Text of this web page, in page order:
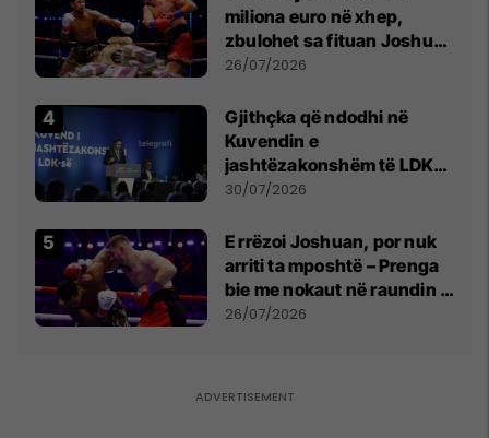
miliona euro në xhep,
zbulohet sa fituan Joshua
e Prenga
26/07/2026
Gjithçka që ndodhi në
Kuvendin e
jashtëzakonshëm të LDK-
së
30/07/2026
E rrëzoi Joshuan, por nuk
arriti ta mposhtë – Prenga
bie me nokaut në raundin e
dytë
26/07/2026